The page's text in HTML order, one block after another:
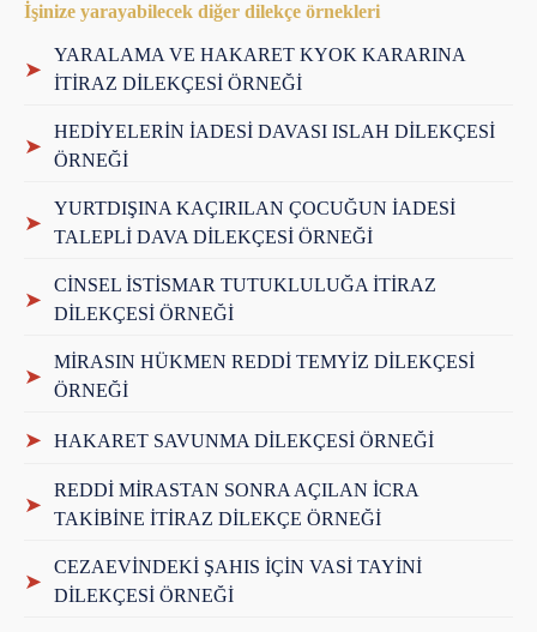
İşinize yarayabilecek diğer dilekçe örnekleri
➤
YARALAMA VE HAKARET KYOK KARARINA
İTİRAZ DİLEKÇESİ ÖRNEĞİ
➤
HEDİYELERİN İADESİ DAVASI ISLAH DİLEKÇESİ
ÖRNEĞİ
➤
YURTDIŞINA KAÇIRILAN ÇOCUĞUN İADESİ
TALEPLİ DAVA DİLEKÇESİ ÖRNEĞİ
➤
CİNSEL İSTİSMAR TUTUKLULUĞA İTİRAZ
DİLEKÇESİ ÖRNEĞİ
➤
MİRASIN HÜKMEN REDDİ TEMYİZ DİLEKÇESİ
ÖRNEĞİ
➤ HAKARET SAVUNMA DİLEKÇESİ ÖRNEĞİ
➤
REDDİ MİRASTAN SONRA AÇILAN İCRA
TAKİBİNE İTİRAZ DİLEKÇE ÖRNEĞİ
➤
CEZAEVİNDEKİ ŞAHIS İÇİN VASİ TAYİNİ
DİLEKÇESİ ÖRNEĞİ